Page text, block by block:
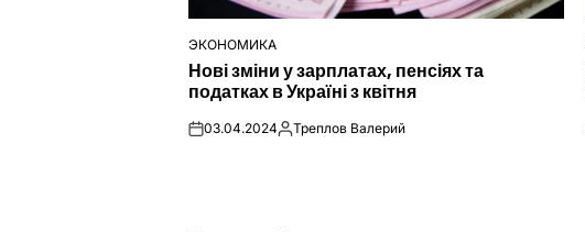
ОПУБЛІКУВАТИ
У
ЭКОНОМИКА
Нові зміни у зарплатах, пенсіях та
податках в Україні з квітня
on03.04.2024Опубліковано
Треплов Валерий